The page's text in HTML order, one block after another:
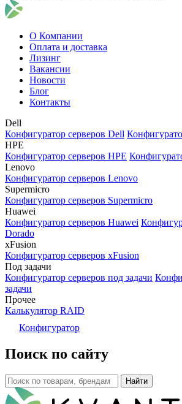
О Компании
Оплата и доставка
Лизинг
Вакансии
Новости
Блог
Контакты
Dell
Конфигуратор серверов Dell
HPE
Конфигуратор серверов HPE
Lenovo
Конфигуратор серверов Lenovo
Supermicro
Конфигуратор серверов Supermicro
Huawei
Конфигуратор серверов Huawei
Dorado
xFusion
Конфигуратор серверов xFusion
Под задачи
Конфигуратор серверов под задачи
задачи
Прочее
Калькулятор RAID
Конфигуратор
Поиск по сайту